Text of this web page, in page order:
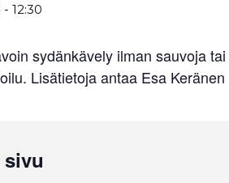
12:30
sydänkävely ilman sauvoja
Lisätietoja antaa Esa
sivu